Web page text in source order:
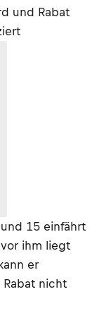
und Rabat
15 einfährt
ihm liegt
er
nicht